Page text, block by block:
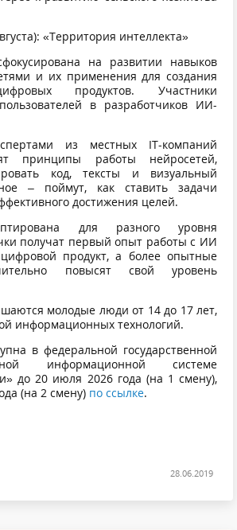
«Территория интеллекта»
на развитии навыков
и их применения для создания
продуктов. Участники
в разработчиков ИИ-
из местных IT-компаний
принципы работы нейросетей,
код, тексты и визуальный
– поймут, как ставить задачи
достижения целей.
для разного уровня
получат первый опыт работы с ИИ
продукт, а более опытные
повысят свой уровень
молодые люди от 14 до 17 лет,
информационных технологий.
в федеральной государственной
информационной системе
до 20 июля 2026 года (на 1 смену),
(на 2 смену) по ссылке.
28.06.2019